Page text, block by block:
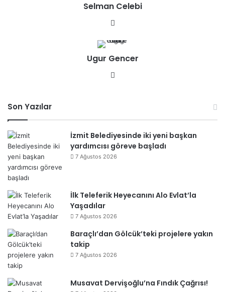
esi
Selman Celebi
sit
esi
Ugur Gencer
Son Yazılar
İzmit Belediyesinde iki yeni başkan
yardımcısı göreve başladı
7 Ağustos 2026
İlk Teleferik Heyecanını Alo Evlat’la
Yaşadılar
7 Ağustos 2026
Baraçlı’dan Gölcük’teki projelere yakın
takip
7 Ağustos 2026
Musavat Dervişoğlu’na Fındık Çağrısı!